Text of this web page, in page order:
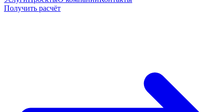
Получить расчёт